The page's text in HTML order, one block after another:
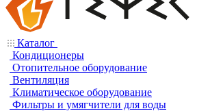
Каталог
Кондиционеры
Отопительное оборудование
Вентиляция
Климатическое оборудование
Фильтры и умягчители для воды